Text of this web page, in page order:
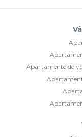
Apartamente de